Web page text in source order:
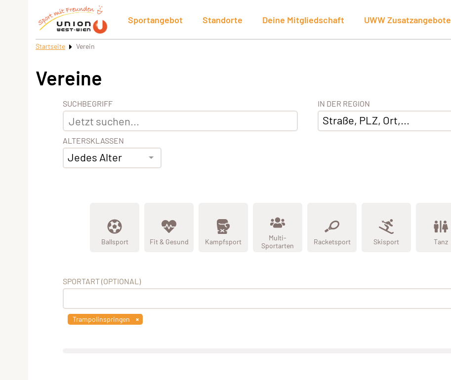
Sportangebot Standorte Deine Mitgliedschaft UWW Zusatzangebote
Startseite Verein
Vereine
SUCHBEGRIFF
ALTERSKLASSEN
Jedes Alter
IN DER REGION
Straße, PLZ, Ort,...
Ballsport Fit & Gesund Kampfsport
Multi-
Sportarten
Racketsport Skisport Tanz
SPORTART (OPTIONAL)
Trampolinspringen